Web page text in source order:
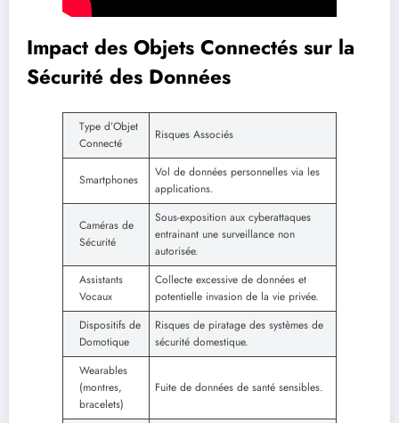
Impact des Objets Connectés sur la
Sécurité des Données
Type d’Objet
Connecté
Risques Associés
Smartphones
Vol de données personnelles via les
applications.
Caméras de
Sécurité
Sous-exposition aux cyberattaques
entrainant une surveillance non
autorisée.
Assistants
Vocaux
Collecte excessive de données et
potentielle invasion de la vie privée.
Dispositifs de
Domotique
Risques de piratage des systèmes de
sécurité domestique.
Wearables
(montres,
bracelets)
Fuite de données de santé sensibles.